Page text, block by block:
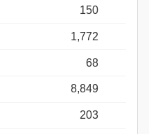
150
1,772
68
8,849
203